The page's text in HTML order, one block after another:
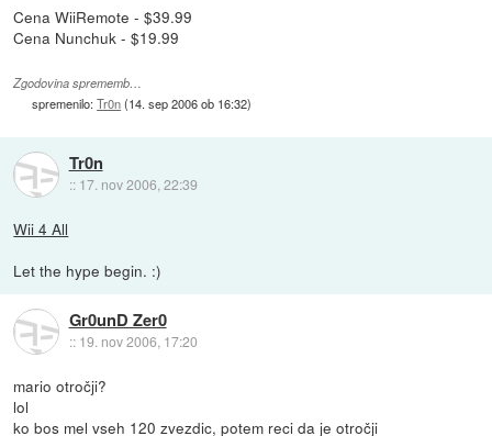
Cena WiiRemote - $39.99
Cena Nunchuk - $19.99
Zgodovina sprememb…
spremenilo:Tr0n(14. sep 2006 ob 16:32)
Tr0n
:: 17. nov 2006, 22:39
Wii 4 All
Let the hype begin. :)
Gr0unD Zer0
:: 19. nov 2006, 17:20
mario otročji?
lol
ko bos mel vseh 120 zvezdic, potem reci da je otročji